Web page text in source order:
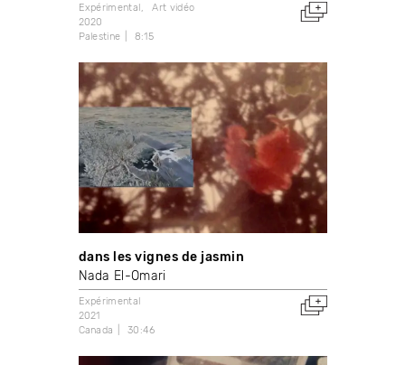
Expérimental
Art vidéo
2020
Palestine
8:15
dans les vignes de jasmin
Nada El-Omari
Expérimental
2021
Canada
30:46